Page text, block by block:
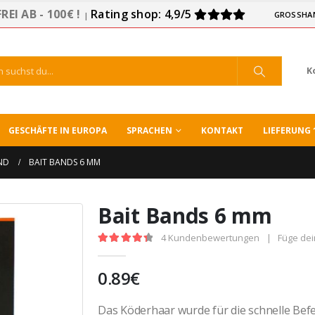
AB - 100€ ! | Rating shop: 4,9/5
GESCHÄFTE IN EUROPA SPRACHEN KONTAKT LIEFERUNG
BAIT BANDS 6 MM
Bait Bands 6 mm
4Kundenbewertungen | Füge
0.89€
Das Köderhaar wurde für die schnelle